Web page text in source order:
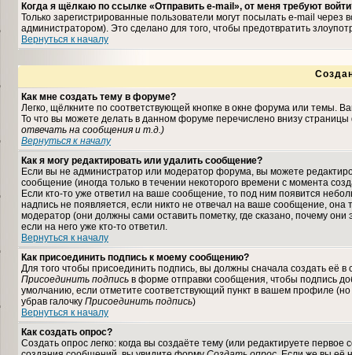
Когда я щёлкаю по ссылке «Отправить e-mail», от меня требуют
Только зарегистрированные пользователи могут посылать e-mail
администратором). Это сделано для того, чтобы предотвратить
Вернуться к началу
Как мне создать тему в форуме?
Легко, щёлкните по соответствующей кнопке в окне форума или темы.
То что вы можете делать в данном форуме перечислено внизу
отвечать на сообщения и т.д.)
Вернуться к началу
Как я могу редактировать или удалить сообщение?
Если вы не администратор или модератор форума, вы можете
сообщение (иногда только в течении некоторого времени с момента
Если кто-то уже ответил на ваше сообщение, то под ним появится
надпись не появляется, если никто не отвечал на ваше сообщение,
модератор (они должны сами оставить пометку, где сказано, почему
если на него уже кто-то ответил.
Вернуться к началу
Как присоединить подпись к моему сообщению?
Для того чтобы присоединить подпись, вы должны сначала создать её
Присоединить подпись в форме отправки сообщения, чтобы подпись
умолчанию, если отметите соответствующий пункт в вашем профиле
убрав галочку Присоединить подпись)
Вернуться к началу
Как создать опрос?
Создать опрос легко: когда вы создаёте тему (или редактируете